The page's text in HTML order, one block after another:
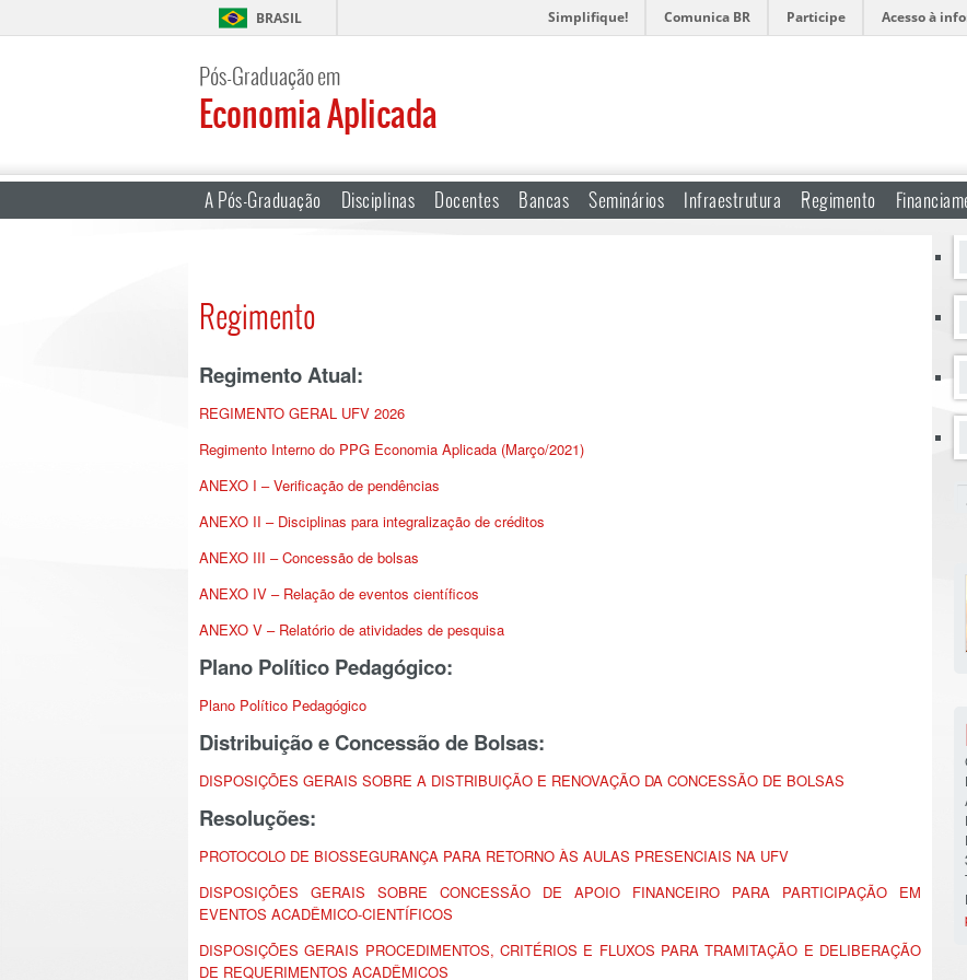
BRASIL Simplifique! Comunica BR Participe Acesso à
Pós-Graduação em
Economia Aplicada
A Pós-Graduação Disciplinas Docentes Bancas Seminários Infraestrutura Regimento
Regimento
Regimento Atual:
REGIMENTO GERAL UFV 2026
Regimento Interno do PPG Economia Aplicada (Março/2021)
ANEXO I – Verificação de pendências
ANEXO II – Disciplinas para integralização de créditos
ANEXO III – Concessão de bolsas
ANEXO IV – Relação de eventos científicos
ANEXO V – Relatório de atividades de pesquisa
Plano Político Pedagógico:
Plano Político Pedagógico
Distribuição e Concessão de Bolsas:
DISPOSIÇÕES GERAIS SOBRE A DISTRIBUIÇÃO E RENOVAÇÃO DA CONCESSÃO DE BOLSAS
Resoluções:
PROTOCOLO DE BIOSSEGURANÇA PARA RETORNO ÀS AULAS PRESENCIAIS NA UFV
DISPOSIÇÕES GERAIS SOBRE CONCESSÃO DE APOIO FINANCEIRO PARA PARTICIPAÇÃO EM
EVENTOS ACADÊMICO-CIENTÍFICOS
DISPOSIÇÕES GERAIS PROCEDIMENTOS, CRITÉRIOS E FLUXOS PARA TRAMITAÇÃO E DELIBERAÇÃO
DE REQUERIMENTOS ACADÊMICOS